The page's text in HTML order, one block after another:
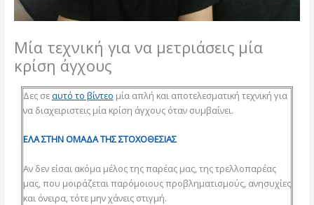
Μία τεχνική για να μετριάσεις μία
κρίση άγχους
Δες σε αυτό το βίντεο μία απλή και αποτελεσματική τεχνική για
να διαχειριστεις μία κρίση άγχους όταν συμβαίνει.
ΕΛΑ ΣΤΗΝ ΟΜΑΔΑ ΤΗΣ ΣΤΟΧΟΘΕΣΙΑΣ
Αν δεν είσαι ακόμα μέλος της παρέας μας, της τρελλοπαρέας
μας, που μοιράζεται παρόμοιους προβληματισμούς, ανησυχίες
και όνειρα, τότε μην χάνεις στιγμή.